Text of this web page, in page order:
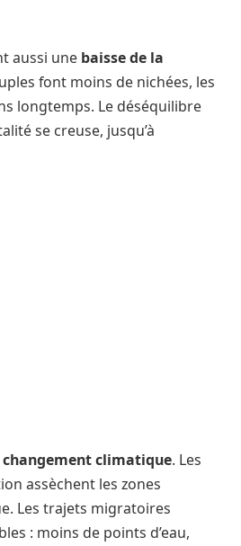
aussi une baisse de la
font moins de nichées, les
longtemps. Le déséquilibre
se creuse, jusqu’à
changement climatique. Les
assèchent les zones
Les trajets migratoires
: moins de points d’eau,